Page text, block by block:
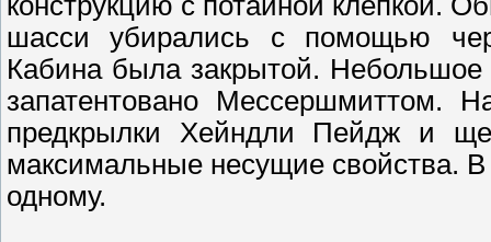
шасси убирались с помощью
Кабина была закрытой.
запатентовано Мессершмиттом.
предкрылки Хейндли Пейдж и
максимальные несущие свойства. В
одному.